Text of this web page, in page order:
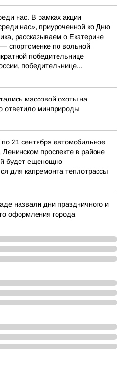
нас. В рамках акции
нас», приуроченной ко Дню
рассказываем о Екатерине
спортсменке по вольной
победительнице
победительнице...
массовой охоты на
ответило минприроды
по 21 сентября автомобильное
проспекте в районе
будет ещенощно
для капремонта теплотрассы
назвали дни праздничного и
оформления города